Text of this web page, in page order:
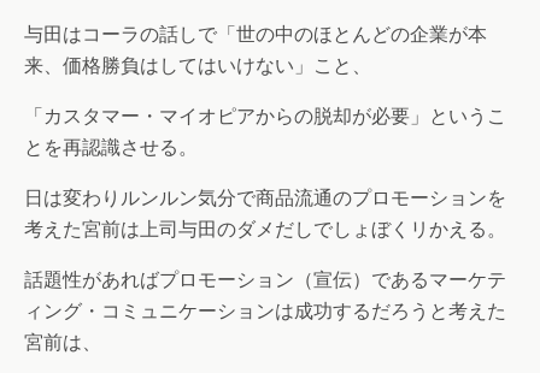
与田はコーラの話しで「世の中のほとんどの企業が本
来、価格勝負はしてはいけない」こと、
「カスタマー・マイオピアからの脱却が必要」というこ
とを再認識させる。
日は変わりルンルン気分で商品流通のプロモーションを
考えた宮前は上司与田のダメだしでしょぼくリかえる。
話題性があればプロモーション（宣伝）であるマーケテ
ィング・コミュニケーションは成功するだろうと考えた
宮前は、